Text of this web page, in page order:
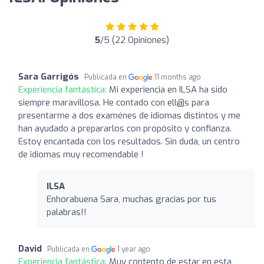
5/5 (22 Opiniones)
Sara Garrigós Publicada en 11 months ago
Experiencia fantástica: Mi experiencia en ILSA ha sido
siempre maravillosa. He contado con ell@s para
presentarme a dos examénes de idiomas distintos y me
han ayudado a prepararlos con propósito y confianza.
Estoy encantada con los resultados. Sin duda, un centro
de idiomas muy recomendable !
ILSA
Enhorabuena Sara, muchas gracias por tus
palabras!!
David Publicada en 1 year ago
Experiencia fantástica: Muy contento de estar en esta